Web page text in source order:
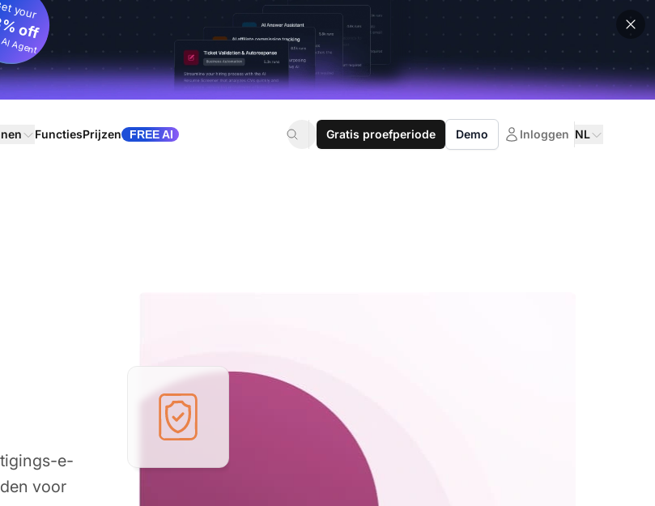
your
off
Agent
FunctiesPrijzen FREE AI Gratis proefperiode Demo Inloggen NL
e-
voor